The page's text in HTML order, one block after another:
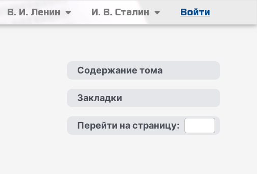
В. И. Ленин И. В. Сталин Войти
Содержание тома
Закладки
Перейти на страницу: